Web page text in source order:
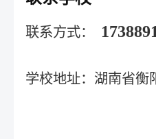
联系方式：
学校地址：湖南省衡